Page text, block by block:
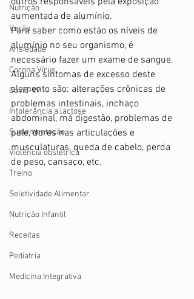
Nutrição
Verão
Ansiedade
Corona Vírus
Covid-19
Intolerância a lactose
Suplementação
Violência obstétrica
Treino
Seletividade Alimentar
Nutrição Infantil
Receitas
Pediatria
Medicina Integrativa
aumentada de alumínio.
Para saber como estão os níveis de
alumínio no seu organismo, é
necessário fazer um exame de sangue.
Alguns sintomas de excesso deste
elemento são: alterações crônicas de
problemas intestinais, inchaço
abdominal, má digestão, problemas de
pele, dores nas articulações e
musculaturas, queda de cabelo, perda
de peso, cansaço, etc.